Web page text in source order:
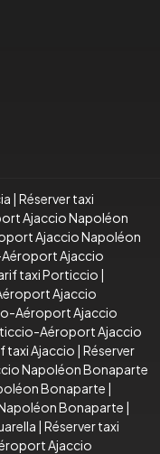
| Réserver taxi
Ajaccio Napoléon
Ajaccio Napoléon
Ajaccio
taxi Porticcio |
Ajaccio
Aéroport Ajaccio
Aéroport Ajaccio
taxi Ajaccio | Réserver
Napoléon Bonaparte
Bonaparte |
Bonaparte |
| Réserver taxi
Ajaccio